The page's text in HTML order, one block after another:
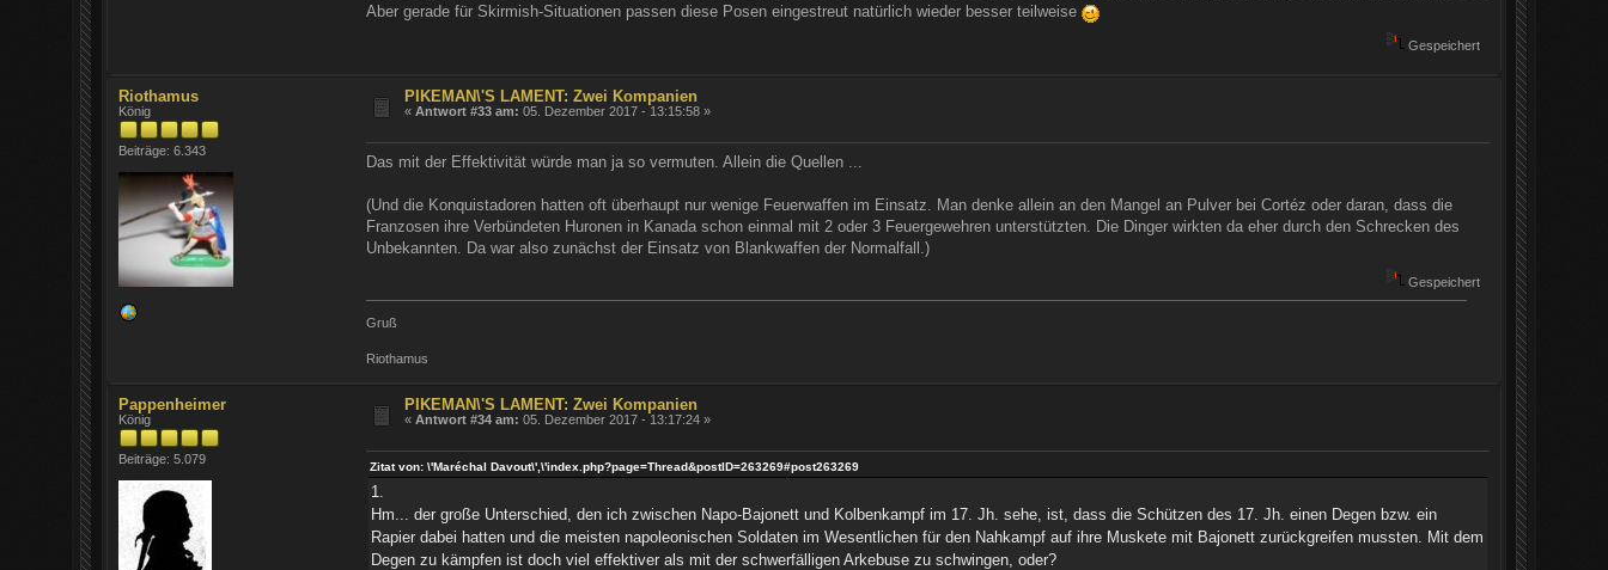
Aber gerade für Skirmish-Situationen passen diese Posen eingestreut natürlich wieder besser teilweise
Gespeichert
Riothamus
König
Beiträge: 6.343
PIKEMAN\'S LAMENT: Zwei Kompanien
«Antwort #33 am: 05. Dezember 2017 - 13:15:58 »
Das mit der Effektivität würde man ja so vermuten. Allein die Quellen ...
(Und die Konquistadoren hatten oft überhaupt nur wenige Feuerwaffen im Einsatz. Man denke allein an den Mangel an Pulver bei Cortéz oder daran, dass die
Franzosen ihre Verbündeten Huronen in Kanada schon einmal mit 2 oder 3 Feuergewehren unterstützten. Die Dinger wirkten da eher durch den Schrecken des
Unbekannten. Da war also zunächst der Einsatz von Blankwaffen der Normalfall.)
Gespeichert
Gruß
Riothamus
Pappenheimer
König
Beiträge: 5.079
PIKEMAN\'S LAMENT: Zwei Kompanien
«Antwort #34 am: 05. Dezember 2017 - 13:17:24 »
Zitat von: \'Maréchal Davout\',\'index.php?page=Thread&postID=263269#post263269
1.
Hm... der große Unterschied, den ich zwischen Napo-Bajonett und Kolbenkampf im 17. Jh. sehe, ist, dass die Schützen des 17. Jh. einen Degen bzw. ein
Rapier dabei hatten und die meisten napoleonischen Soldaten im Wesentlichen für den Nahkampf auf ihre Muskete mit Bajonett zurückgreifen mussten. Mit dem
Degen zu kämpfen ist doch viel effektiver als mit der schwerfälligen Arkebuse zu schwingen, oder?